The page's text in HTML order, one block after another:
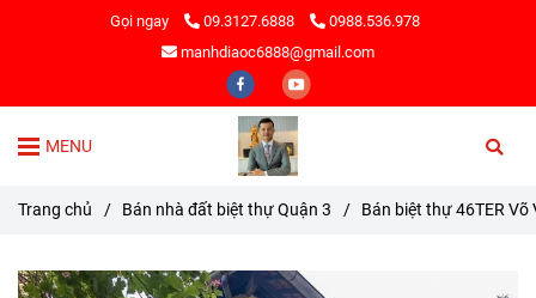
Gọi ngay 09.3127.6888
0988.536.978
manhdiaoc6888@gmail.com
MENU
Trang chủ / Bán nhà đất biệt thự Quận 3 / Bán biệt thự 46TER